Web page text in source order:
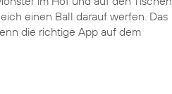
einen Ball darauf werfen. Das
die richtige App auf dem